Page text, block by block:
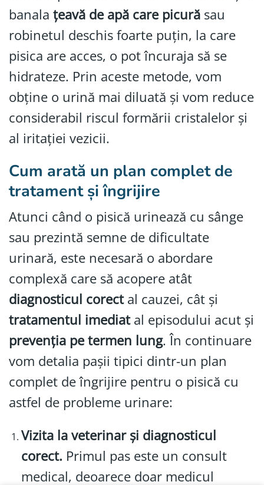
banala țeavă de apă care picură sau
robinetul deschis foarte puțin, la care
pisica are acces, o pot încuraja să se
hidrateze. Prin aceste metode, vom
obține o urină mai diluată și vom reduce
considerabil riscul formării cristalelor și
al iritației vezicii.
Cum arată un plan complet de
tratament și îngrijire
Atunci când o pisică urinează cu sânge
sau prezintă semne de dificultate
urinară, este necesară o abordare
complexă care să acopere atât
diagnosticul corectal cauzei, cât și
tratamentul imediatal episodului acut și
prevenția pe termen lung. În continuare
vom detalia pașii tipici dintr-un plan
complet de îngrijire pentru o pisică cu
astfel de probleme urinare:
Vizita la veterinar și diagnosticul
corect. Primul pas este un consult
medical, deoarece doar medicul